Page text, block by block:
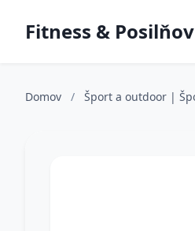
Fitness &
Domov / Šport a outdoor |